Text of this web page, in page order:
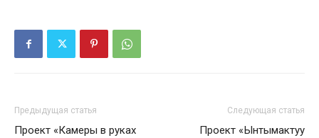
Предыдущая статья
Проект «Камеры в руках
Следующая статья
Проект «Ынтымактуу